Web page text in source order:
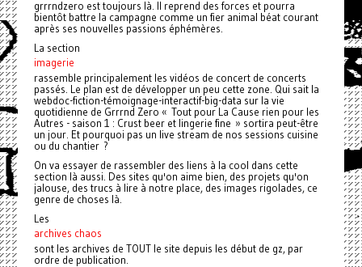
grrrndzero est toujours là. Il reprend des forces et pourra
bientôt battre la campagne comme un fier animal béat courant
après ses nouvelles passions éphémères.
La section
imagerie
rassemble principalement les vidéos de concert de concerts
passés. Le plan est de développer un peu cette zone. Qui sait la
webdoc-fiction-témoignage-interactif-big-data sur la vie
quotidienne de Grrrnd Zero « Tout pour La Cause rien pour les
Autres - saison 1 : Crust beer et lingerie fine » sortira peut-être
un jour. Et pourquoi pas un live stream de nos sessions cuisine
ou du chantier ?
On va essayer de rassembler des liens à la cool dans cette
section là aussi. Des sites qu'on aime bien, des projets qu'on
jalouse, des trucs à lire à notre place, des images rigolades, ce
genre de choses là.
Les
archives chaos
sont les archives de TOUT le site depuis les début de gz, par
ordre de publication.